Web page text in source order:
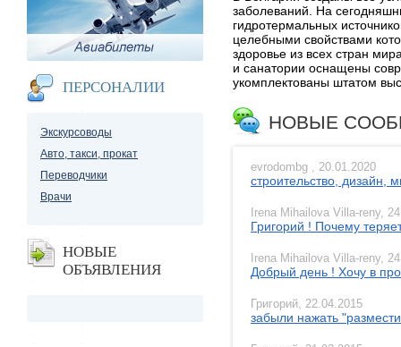
заболеваний. На
гидротермальных
целебными свойствами
здоровье из всех стран
и санатории оснащены
укомплектованы штатом
НОВЫЕ
evrodombg , 20.01.2020
строительство, дизайн,
Irena Mihailova Villa-reny,
Григорий ! Почему
Irena Mihailova Villa-reny,
Добрый день ! Хочу в
Григорий, 22.04.2015
забыли нажать
ПЕРСОНАЛИИ
Экскурсоводы
Авто, такси, прокат
Переводчики
Врачи
НОВЫЕ
ОБЪЯВЛЕНИЯ